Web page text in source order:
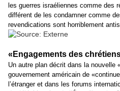
les guerres israéliennes comme des
différent de les condamner comme
revendications sont horriblement
«Engagements des
Un autre plan décrit dans la nouvelle
gouvernement américain de
l’étranger et dans les forums